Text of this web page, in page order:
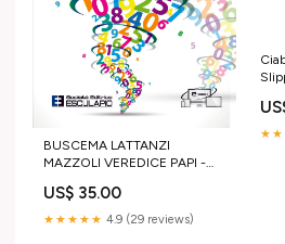
BUSCEMA LATTANZI
MAZZOLI VEREDICE PAPI -
Generale Dormi
US$ 35.00
★★★★★ 4.9 (29 reviews)